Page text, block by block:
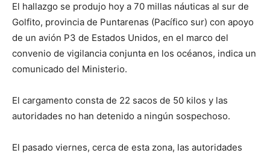
El hallazgo se produjo hoy a 70 millas náuticas al sur de
Golfito, provincia de Puntarenas (Pacífico sur) con apoyo
de un avión P3 de Estados Unidos, en el marco del
convenio de vigilancia conjunta en los océanos, indica un
comunicado del Ministerio.
El cargamento consta de 22 sacos de 50 kilos y las
autoridades no han detenido a ningún sospechoso.
El pasado viernes, cerca de esta zona, las autoridades